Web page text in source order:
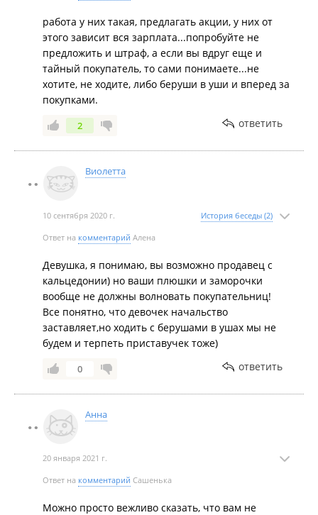
работа у них такая, предлагать акции, у них от
этого зависит вся зарплата...попробуйте не
предложить и штраф, а если вы вдруг еще и
тайный покупатель, то сами понимаете...не
хотите, не ходите, либо беруши в уши и вперед за
покупками.
2 ответить
Виолетта
10 сентября 2020 г. История беседы (2)
Ответ на комментарий Алена
Девушка, я понимаю, вы возможно продавец с
кальцедонии) но ваши плюшки и заморочки
вообще не должны волновать покупательниц!
Все понятно, что девочек начальство
заставляет,но ходить с берушами в ушах мы не
будем и терпеть приставучек тоже)
0 ответить
Анна
20 января 2021 г.
Ответ на комментарий Сашенька
Можно просто вежливо сказать, что вам не